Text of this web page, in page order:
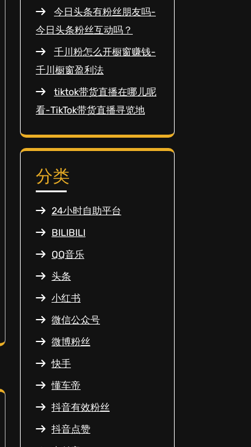
今日头条有粉丝朋友吗-
今日头条粉丝互动吗？
千川粉怎么开橱窗赚钱-
千川橱窗盈利法
tiktok带货直播在哪儿呢
看-TikTok带货直播寻览地
分类
24小时自助平台
BILIBILI
QQ音乐
头条
小红书
微信公众号
微博粉丝
快手
懂车帝
抖音有效粉丝
抖音点赞